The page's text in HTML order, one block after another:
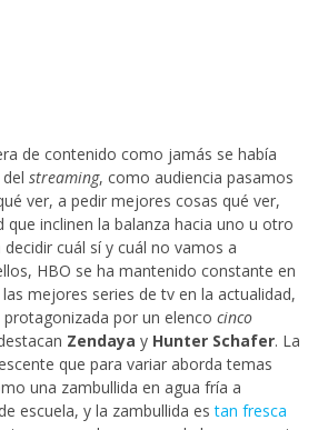
de contenido como jamás se había
streaming, como audiencia pasamos
ver, a pedir mejores cosas qué ver,
que inclinen la balanza hacia uno u otro
cuál sí y cuál no vamos a
HBO se ha mantenido constante en
mejores series de tv en la actualidad,
protagonizada por un elenco cinco
Zendaya y Hunter Schafer. La
que para variar aborda temas
una zambullida en agua fría a
escuela, y la zambullida estan fresca